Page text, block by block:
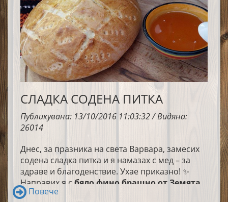
СЛАДКА СОДЕНА ПИТКА
Публикувана: 13/10/2016 11:03:32 / Видяна:
26014
Днес, за празника на света Варвара, замесих
содена сладка питка и я намазах с мед – за
здраве и благоденствие. Ухае приказно! ✨
Направих я с бяло фино брашно от Земята
на траките
Повече